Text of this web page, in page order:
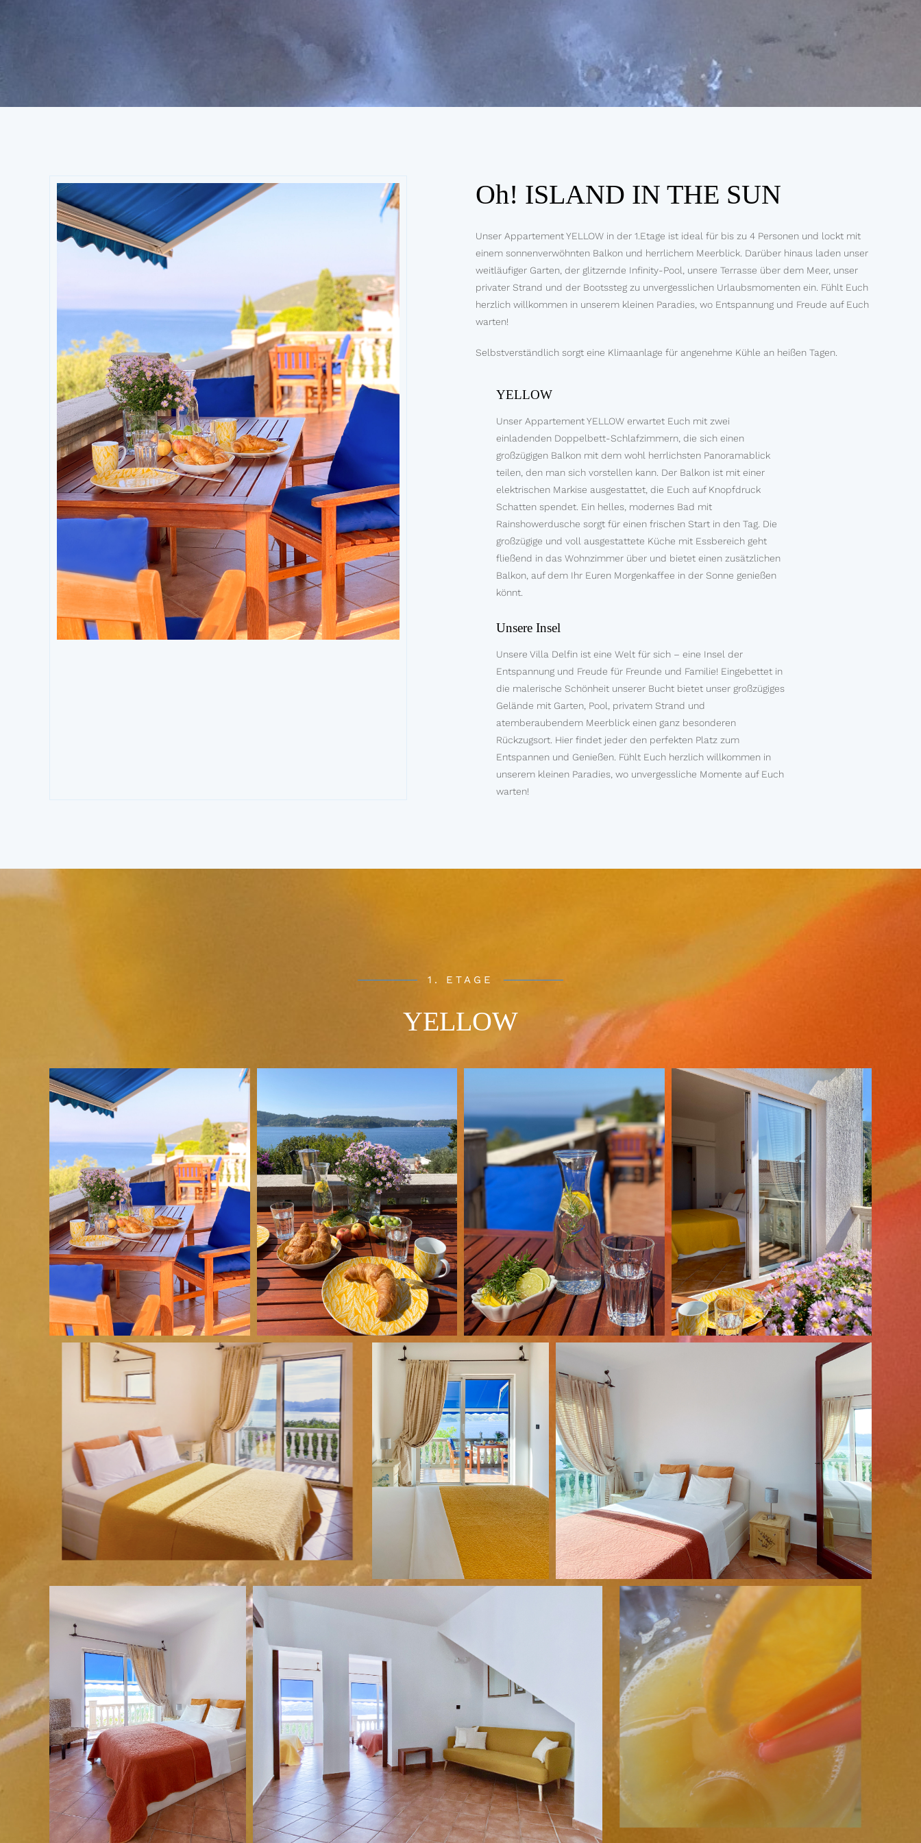
Oh! ISLAND IN THE SUN
Unser Appartement YELLOW in der 1.Etage ist ideal für bis zu 4 Personen und lockt mit
einem sonnenverwöhnten Balkon und herrlichem Meerblick. Darüber hinaus laden unser
weitläufiger Garten, der glitzernde Infinity-Pool, unsere Terrasse über dem Meer, unser
privater Strand und der Bootssteg zu unvergesslichen Urlaubsmomenten ein. Fühlt Euch
herzlich willkommen in unserem kleinen Paradies, wo Entspannung und Freude auf Euch
warten!
Selbstverständlich sorgt eine Klimaanlage für angenehme Kühle an heißen Tagen.
YELLOW
Unser Appartement YELLOW erwartet Euch mit zwei
einladenden Doppelbett-Schlafzimmern, die sich einen
großzügigen Balkon mit dem wohl herrlichsten Panoramablick
teilen, den man sich vorstellen kann. Der Balkon ist mit einer
elektrischen Markise ausgestattet, die Euch auf Knopfdruck
Schatten spendet. Ein helles, modernes Bad mit
Rainshowerdusche sorgt für einen frischen Start in den Tag. Die
großzügige und voll ausgestattete Küche mit Essbereich geht
fließend in das Wohnzimmer über und bietet einen zusätzlichen
Balkon, auf dem Ihr Euren Morgenkaffee in der Sonne genießen
könnt.
Unsere Insel
Unsere Villa Delfin ist eine Welt für sich – eine Insel der
Entspannung und Freude für Freunde und Familie! Eingebettet in
die malerische Schönheit unserer Bucht bietet unser großzügiges
Gelände mit Garten, Pool, privatem Strand und
atemberaubendem Meerblick einen ganz besonderen
Rückzugsort. Hier findet jeder den perfekten Platz zum
Entspannen und Genießen. Fühlt Euch herzlich willkommen in
unserem kleinen Paradies, wo unvergessliche Momente auf Euch
warten!
1. ETAGE
YELLOW